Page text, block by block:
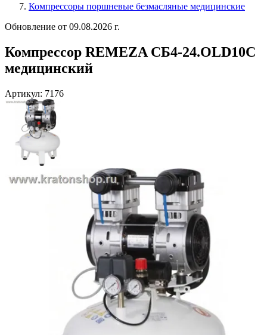
Компрессоры поршневые безмасляные медицинские
Обновление от 09.08.2026 г.
Компрессор REMEZA СБ4-24.OLD10С
медицинский
Артикул: 7176